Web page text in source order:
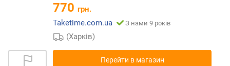
770 грн.
Taketime.com.ua
З нами 9 років
(Харків)
Перейти в магазин